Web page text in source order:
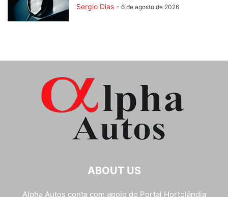
Sergio Dias - 6 de agosto de 2026
ABOUT US
Alpha Autos conta com apoio do Portal Hortolândia